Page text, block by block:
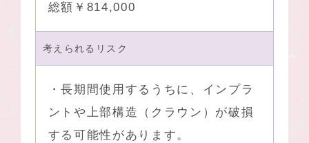
総額￥814,000
考えられるリスク
・長期間使用するうちに、インプラ
ントや上部構造（クラウン）が破損
する可能性があります。